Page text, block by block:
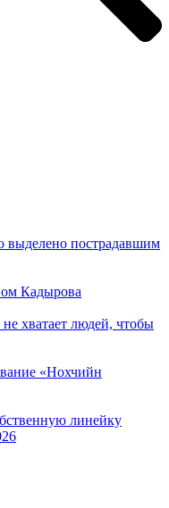
выделено пострадавшим
Кадырова
хватает людей, чтобы
«Нохчийн
линейку